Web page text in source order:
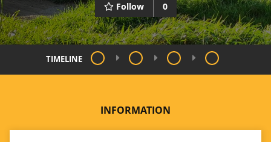
Follow 0
TIMELINE
INFORMATION